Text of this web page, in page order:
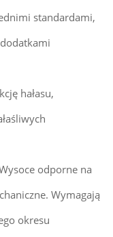
standardami,
hałasu,
odporne na
Wymagają
okresu